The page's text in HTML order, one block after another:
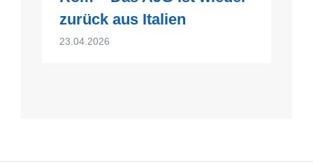
zurück aus Italien
23.04.2026